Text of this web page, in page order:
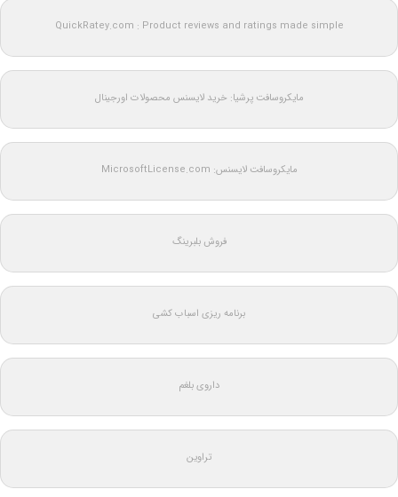
QuickRatey.com : Product reviews and ratings made simple
مایکروسافت پرشیا: خرید لایسنس محصولات اورجینال
مایکروسافت لایسنس: MicrosoftLicense.com
فروش بلبرینگ
برنامه ریزی اسباب کشی
داروی بلغم
تراوین